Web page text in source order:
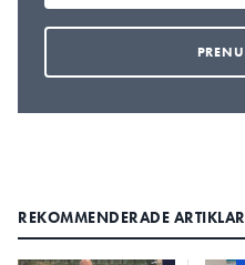
REKOMMENDERADE ARTIKLAR